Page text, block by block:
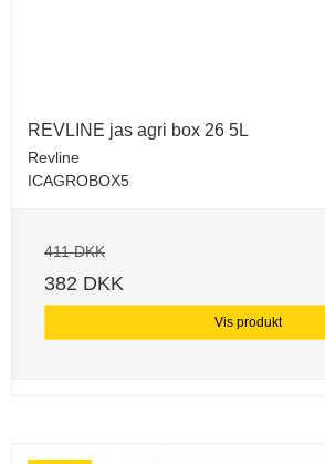
REVLINE jas agri box 26 5L
Revline
ICAGROBOX5
411 DKK
382 DKK
Vis produkt